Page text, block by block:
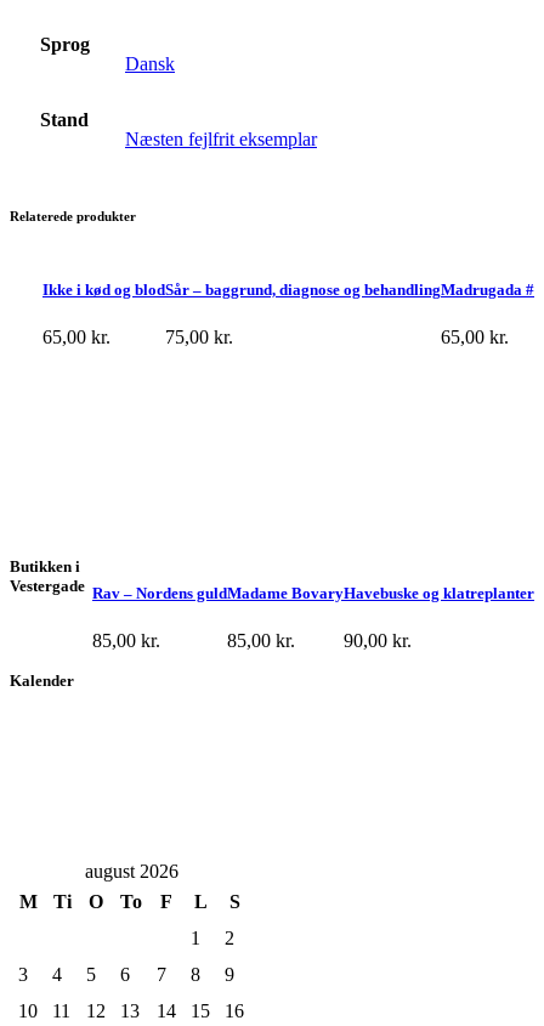
Sprog
Dansk
Stand
Næsten fejlfrit eksemplar
Relaterede produkter
Madrugada #
65,00 kr.
Sår – baggrund, diagnose og behandling
75,00 kr.
Ikke i kød og blod
65,00 kr.
Havebuske og klatreplanter
90,00 kr.
Madame Bovary
85,00 kr.
Rav – Nordens guld
85,00 kr.
Butikken i
Vestergade
Kalender
august 2026
M
Ti O To F L
S
1
2
3
4 5 6 7 8
9
10
11 12 13 14 15
16